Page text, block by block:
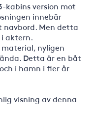
kabins version mot
innebär
Men detta
aktern.
nyligen
Detta är en båt
i hamn i fler år
visning av denna